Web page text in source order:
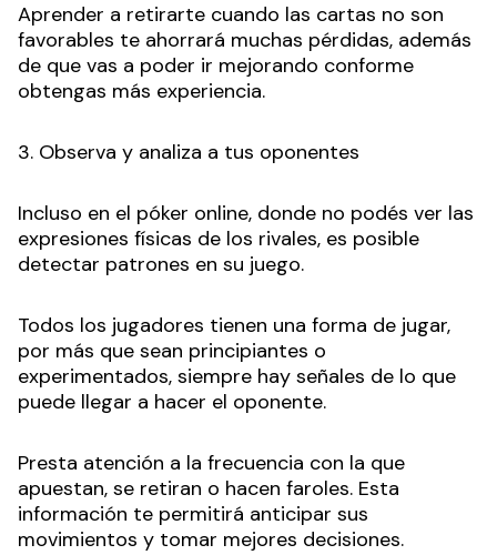
Aprender a retirarte cuando las cartas no son
favorables te ahorrará muchas pérdidas, además
de que vas a poder ir mejorando conforme
obtengas más experiencia.
3. Observa y analiza a tus oponentes
Incluso en el póker online, donde no podés ver las
expresiones físicas de los rivales, es posible
detectar patrones en su juego.
Todos los jugadores tienen una forma de jugar,
por más que sean principiantes o
experimentados, siempre hay señales de lo que
puede llegar a hacer el oponente.
Presta atención a la frecuencia con la que
apuestan, se retiran o hacen faroles. Esta
información te permitirá anticipar sus
movimientos y tomar mejores decisiones.